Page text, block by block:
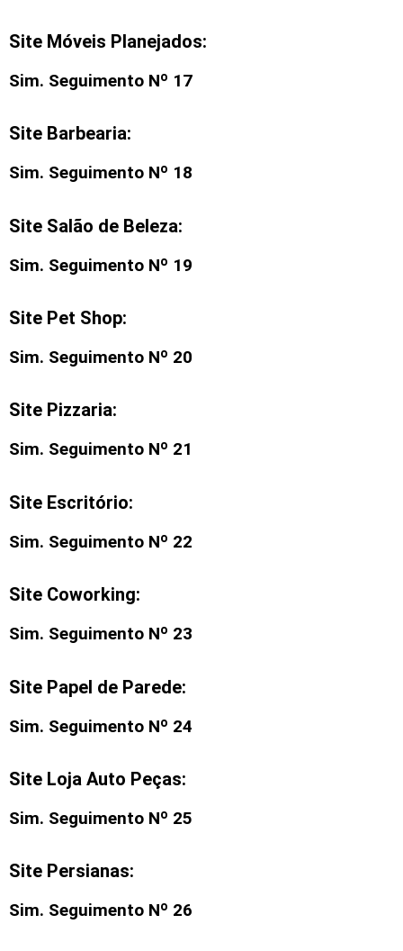
Site Móveis Planejados:
Sim. Seguimento Nº 17
Site Barbearia:
Sim. Seguimento Nº 18
Site Salão de Beleza:
Sim. Seguimento Nº 19
Site Pet Shop:
Sim. Seguimento Nº 20
Site Pizzaria:
Sim. Seguimento Nº 21
Site Escritório:
Sim. Seguimento Nº 22
Site Coworking:
Sim. Seguimento Nº 23
Site Papel de Parede:
Sim. Seguimento Nº 24
Site Loja Auto Peças:
Sim. Seguimento Nº 25
Site Persianas:
Sim. Seguimento Nº 26